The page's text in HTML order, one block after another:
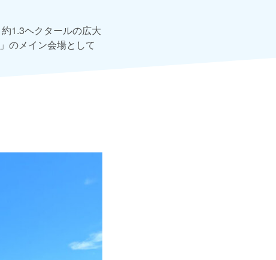
1.3ヘクタールの広大
のメイン会場として